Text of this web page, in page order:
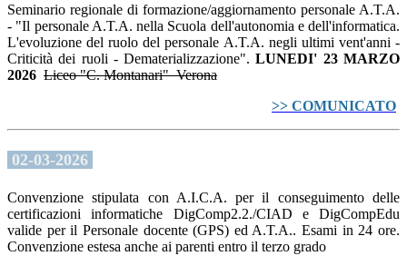
Seminario regionale di formazione/aggiornamento personale A.T.A.
- "Il personale A.T.A. nella Scuola dell'autonomia e dell'informatica.
L'evoluzione del ruolo del personale A.T.A. negli ultimi vent'anni -
Criticità dei ruoli - Dematerializzazione".LUNEDI' 23 MARZO
2026 Liceo "C. Montanari" Verona
>> COMUNICATO
02-03-2026
Convenzione stipulata con A.I.C.A. per il conseguimento delle
certificazioni informatiche DigComp2.2./CIAD e DigCompEdu
valide per il Personale docente (GPS) ed A.T.A.. Esami in 24 ore.
Convenzione estesa anche ai parenti entro il terzo grado